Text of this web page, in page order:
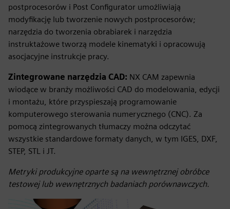
postprocesorów i Post Configurator umożliwiają
modyfikację lub tworzenie nowych postprocesorów;
narzędzia do tworzenia obrabiarek i narzędzia
instruktażowe tworzą modele kinematyki i opracowują
asocjacyjne instrukcje pracy.
Zintegrowane narzędzia CAD: NX CAM zapewnia
wiodące w branży możliwości CAD do modelowania, edycji
i montażu, które przyspieszają programowanie
komputerowego sterowania numerycznego (CNC). Za
pomocą zintegrowanych tłumaczy można odczytać
wszystkie standardowe formaty danych, w tym IGES, DXF,
STEP, STL i JT.
Metryki produkcyjne oparte są na wewnętrznej obróbce
testowej lub wewnętrznych badaniach porównawczych.